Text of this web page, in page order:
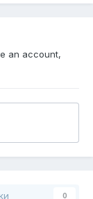
an account,
0